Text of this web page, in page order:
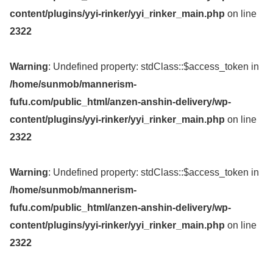
content/plugins/yyi-rinker/yyi_rinker_main.php on line
2322
Warning: Undefined property: stdClass::$access_token in
/home/sunmob/mannerism-
fufu.com/public_html/anzen-anshin-delivery/wp-
content/plugins/yyi-rinker/yyi_rinker_main.php on line
2322
Warning: Undefined property: stdClass::$access_token in
/home/sunmob/mannerism-
fufu.com/public_html/anzen-anshin-delivery/wp-
content/plugins/yyi-rinker/yyi_rinker_main.php on line
2322